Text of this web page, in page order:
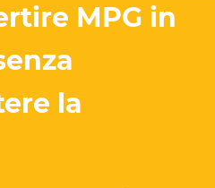
MPG in
la